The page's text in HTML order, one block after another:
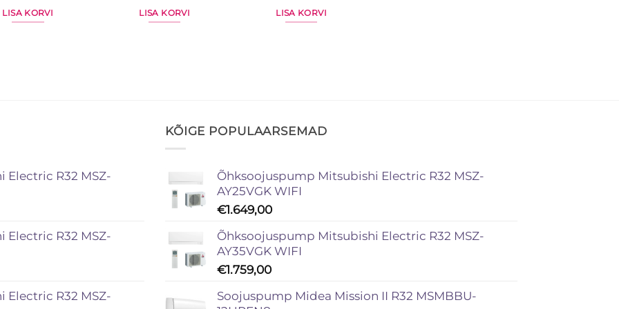
LISA KORVI LISA KORVI LISA KORVI
R32 MSZ-
R32 MSZ-
R32 MSZ-
KÕIGE POPULAARSEMAD
Õhksoojuspump Mitsubishi Electric R32 MSZ-
AY25VGK WIFI
€1.649,00
Õhksoojuspump Mitsubishi Electric R32 MSZ-
AY35VGK WIFI
€1.759,00
Soojuspump Midea Mission II R32 MSMBBU-